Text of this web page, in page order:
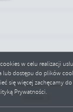
w celu realizacji
lub dostępu do plików
się więcej zachęcamy
Prywatności.
Odwiedzin: 71837